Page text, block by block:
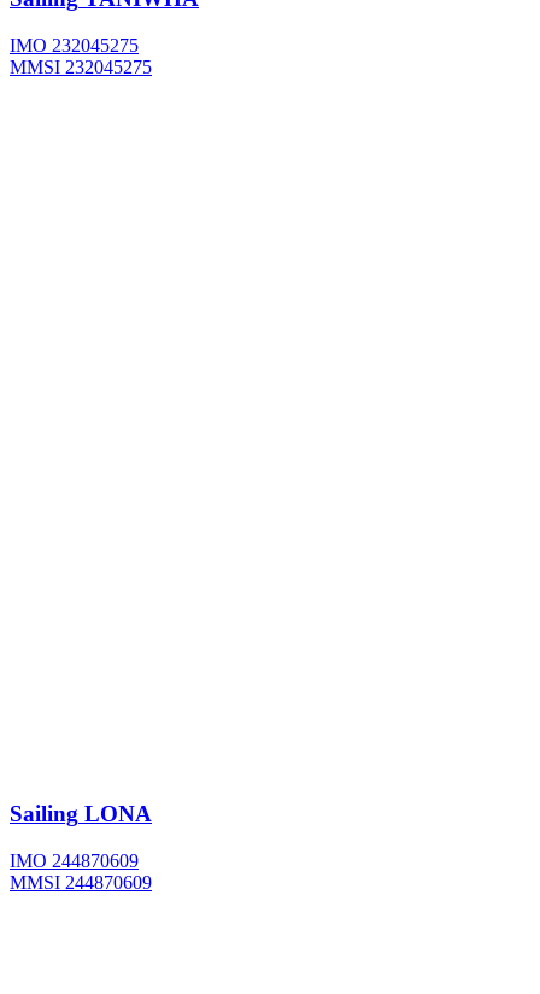
IMO 232045275
MMSI 232045275
Sailing LONA
IMO 244870609
MMSI 244870609